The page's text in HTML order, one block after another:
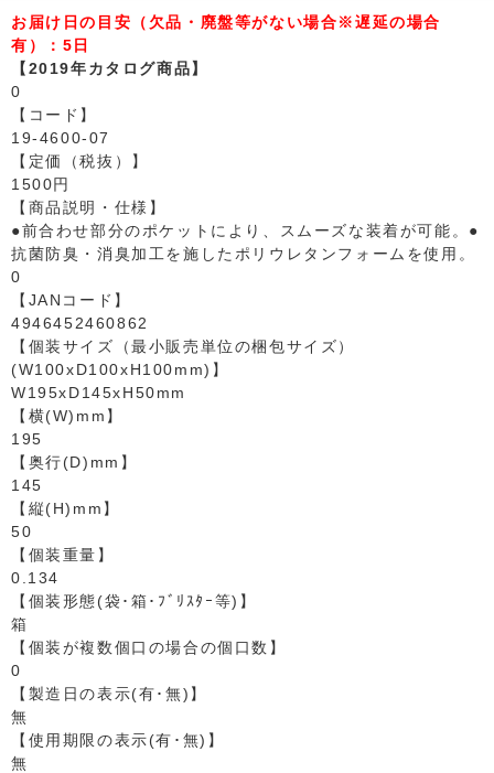
お届け日の目安（欠品・廃盤等がない場合※遅延の場合
有）：5日
【2019年カタログ商品】
0
【コード】
19-4600-07
【定価（税抜）】
1500円
【商品説明・仕様】
●前合わせ部分のポケットにより、スムーズな装着が可能。●
抗菌防臭・消臭加工を施したポリウレタンフォームを使用。
0
【JANコード】
4946452460862
【個装サイズ（最小販売単位の梱包サイズ）
(W100xD100xH100mm)】
W195xD145xH50mm
【横(W)mm】
195
【奥行(D)mm】
145
【縦(H)mm】
50
【個装重量】
0.134
【個装形態(袋･箱･ﾌﾞﾘｽﾀｰ等)】
箱
【個装が複数個口の場合の個口数】
0
【製造日の表示(有･無)】
無
【使用期限の表示(有･無)】
無